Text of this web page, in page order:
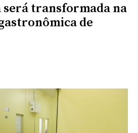
transformada na
de